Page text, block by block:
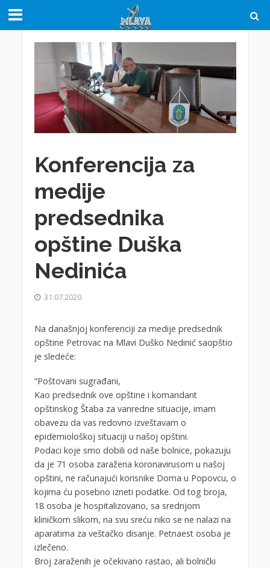
Konferencija za
medije
predsednika
opštine Duška
Nedinića
31.07.2020.
Na današnjoj konferenciji za medije predsednik
opštine Petrovac na Mlavi Duško Nedinić saopštio
je sledeće:
“Poštovani sugrađani,
Kao predsednik ove opštine i komandant
opštinskog Štaba za vanredne situacije, imam
obavezu da vas redovno izveštavam o
epidemiološkoj situaciji u našoj opštini.
Podaci koje smo dobili od naše bolnice, pokazuju
da je 71 osoba zaražena koronavirusom u našoj
opštini, ne računajući korisnike Doma u Popovcu, o
kojima ću posebno izneti podatke. Od tog broja,
18 osoba je hospitalizovano, sa srednjom
kliničkom slikom, na svu sreću niko se ne nalazi na
aparatima za veštačko disanje. Petnaest osoba je
izlečeno.
Broj zaraženih je očekivano rastao, ali bolnički